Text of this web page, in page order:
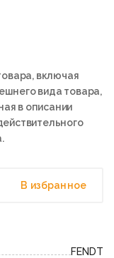
включая
вида товара,
в описании
В избранное
FENDT